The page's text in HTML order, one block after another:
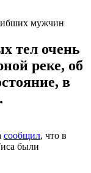
мужчин
тел очень
реке, об
в
сообщил, что в
были